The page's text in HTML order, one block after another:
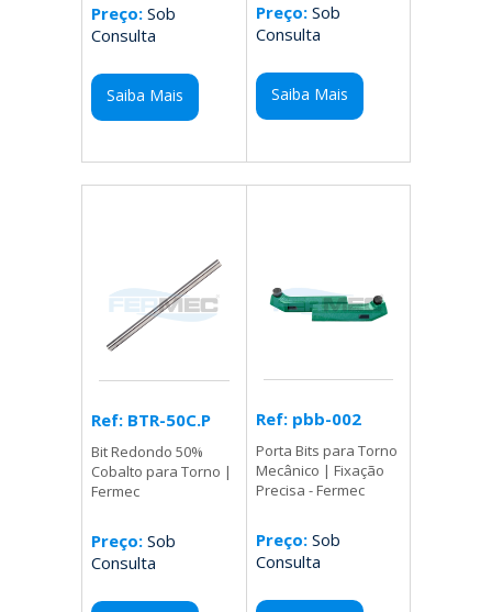
Preço: Sob
Consulta
Saiba Mais
Preço:Sob
Consulta
Saiba Mais
Ref: BTR-50C.P
Bit Redondo 50%
Cobalto para Torno |
Fermec
Preço: Sob
Consulta
Ref: pbb-002
Porta Bits para Torno
Mecânico | Fixação
Precisa - Fermec
Preço:Sob
Consulta